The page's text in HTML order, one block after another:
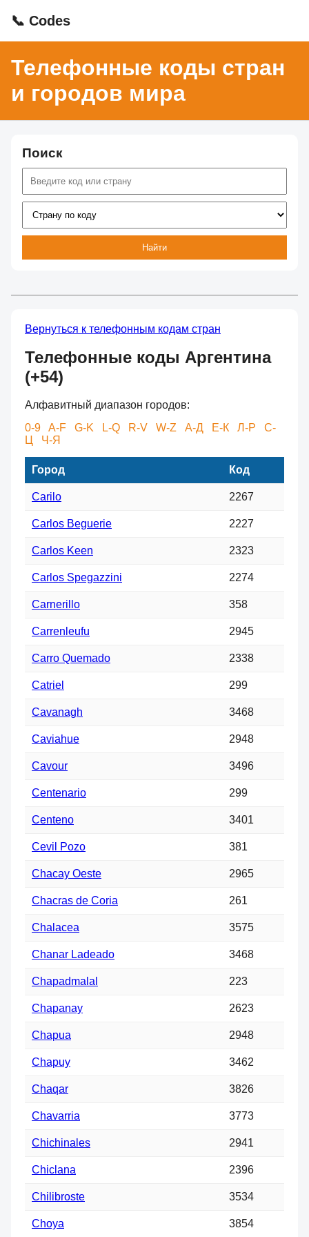
📞 Codes
Телефонные коды стран
и городов мира
Поиск
Найти
Вернуться к телефонным кодам стран
Телефонные коды Аргентина
(+54)
Алфавитный диапазон городов:
0-9
A-F G-K L-Q R-V W-Z А-Д Е-К Л-Р
С-
Ц
Ч-Я
Город Код
Carilo 2267
Carlos Beguerie 2227
Carlos Keen 2323
Carlos Spegazzini 2274
Carnerillo 358
Carrenleufu 2945
Carro Quemado 2338
Catriel 299
Cavanagh 3468
Caviahue 2948
Cavour 3496
Centenario 299
Centeno 3401
Cevil Pozo 381
Chacay Oeste 2965
Chacras de Coria 261
Chalacea 3575
Chanar Ladeado 3468
Chapadmalal 223
Chapanay 2623
Chapua 2948
Chapuy 3462
Chaqar 3826
Chavarria 3773
Chichinales 2941
Chiclana 2396
Chilibroste 3534
Choya 3854